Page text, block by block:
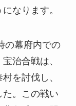
なります。
の幕府内での
治合戦は、
を討伐し、
。この戦い